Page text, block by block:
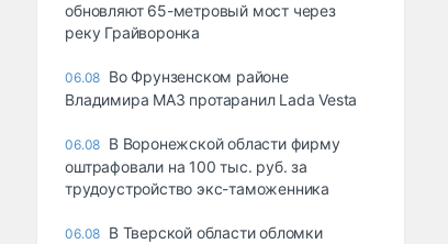
обновляют 65-метровый мост через
реку Грайворонка
06.08 Во Фрунзенском районе
Владимира МАЗ протаранил Lada Vesta
06.08 В Воронежской области фирму
оштрафовали на 100 тыс. руб. за
трудоустройство экс-таможенника
06.08 В Тверской области обломки